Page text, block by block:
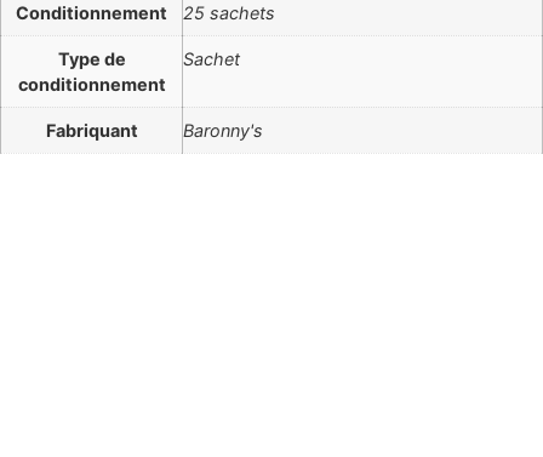
Conditionnement 25 sachets
Type de
conditionnement
Sachet
Fabriquant Baronny's